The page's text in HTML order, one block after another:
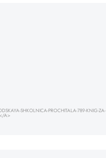
SHKOLNICA-PROCHITALA-789-KNIG-ZA-
A>